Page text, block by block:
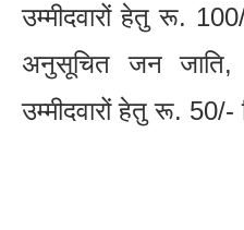
उम्मीदवारों हेतु रू.
अनुसूचित जन जाति,
उम्मीदवारों हेतु रू. 50/-